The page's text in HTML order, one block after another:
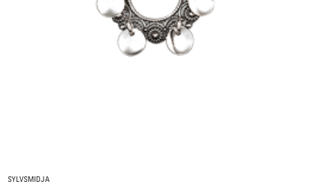
SYLVSMIDJA